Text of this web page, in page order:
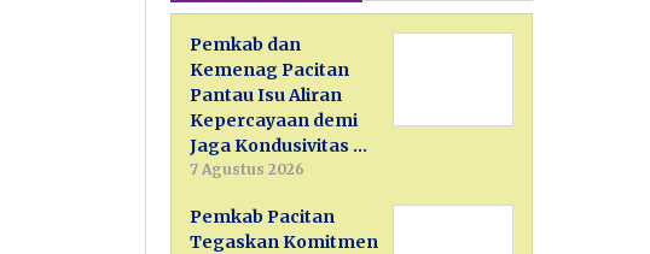
Pemkab dan
Kemenag Pacitan
Pantau Isu Aliran
Kepercayaan demi
Jaga Kondusivitas …
7 Agustus 2026
Pemkab Pacitan
Tegaskan Komitmen